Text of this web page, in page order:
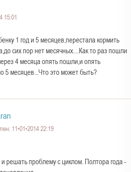
15:01
1 год и 5 месяцев,перестала кормить
сих пор нет месячных....Как то раз пошли
4 месяца опять пошли,и опять
5 месяцев...Что это может быть?
11•01•2014 22:19
и решать проблему с циклом. Полтора года -